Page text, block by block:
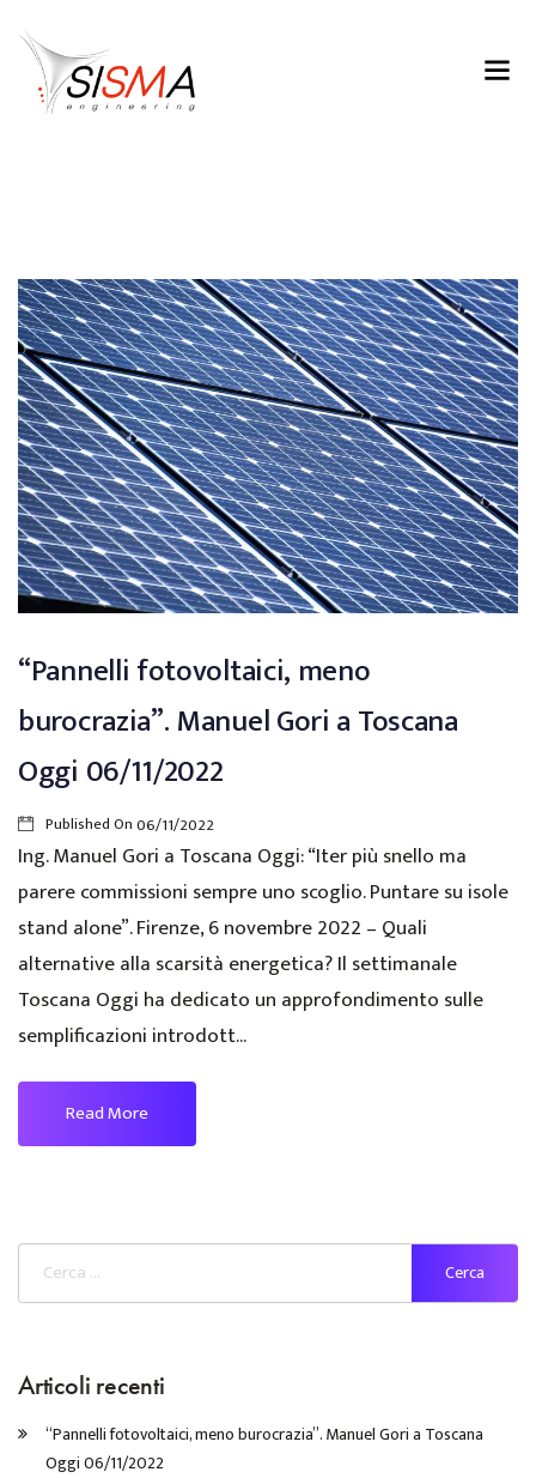
“Pannelli fotovoltaici, meno
burocrazia”. Manuel Gori a Toscana
Oggi 06/11/2022
Published On06/11/2022
Ing. Manuel Gori a Toscana Oggi: “Iter più snello ma
parere commissioni sempre uno scoglio. Puntare su isole
stand alone”. Firenze, 6 novembre 2022 – Quali
alternative alla scarsità energetica? Il settimanale
Toscana Oggi ha dedicato un approfondimento sulle
semplificazioni introdott...
Read More
Articoli recenti
“Pannelli fotovoltaici, meno burocrazia”. Manuel Gori a Toscana
Oggi 06/11/2022